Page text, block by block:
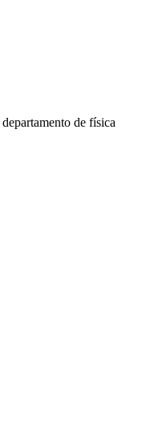
departamento de física